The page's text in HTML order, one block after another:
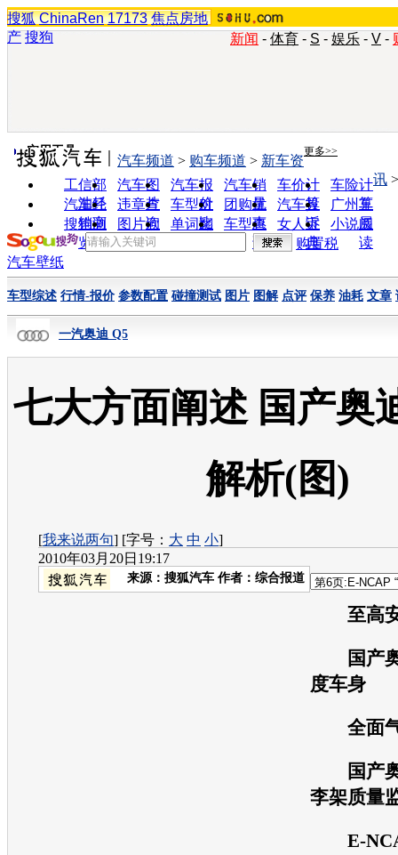
搜狐 ChinaRen 17173 焦点房地
产 搜狗 新闻 - 体育 - S - 娱乐 - V -
实用工具 更多>>
工信部
油耗
汽车图
片
汽车报
价
汽车销
量
车价计
算
车险计
算
汽车经
销商
违章查
询
车型对
比
团购优
惠
汽车投
诉
广州车
展
搜狗浏
览器
图片欣
赏
单词翻
车型查
询
女人宝
典
小说阅
读
汽车频道 > 购车频道 > 新车资
讯
购置税
汽车壁纸
车型综述 行情-报价 参数配置 碰撞测试 图片 图解 点评 保养 油耗 文章
一汽奥迪 Q5
七大方面阐述 国产奥
解析(图)
[我来说两句] [字号： 大 中 小]
2010年03月20日19:17
来源： 搜狐汽车 作者：综合报道
至高安
国产
度车身
全面气
国产
李架质量
E-